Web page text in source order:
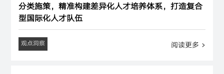
分类施策，精准构建差异化人才培养体系，打造复合
型国际化人才队伍
观点洞察 阅读更多